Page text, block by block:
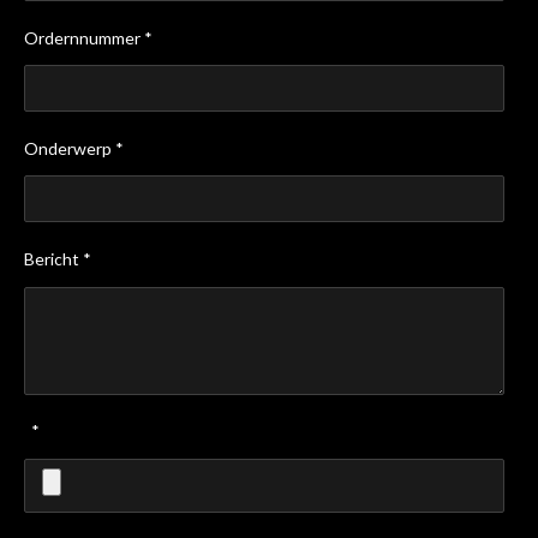
Ordernnummer *
Onderwerp *
Bericht *
*